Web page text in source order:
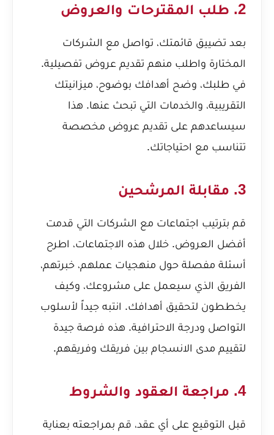
2. طلب المقترحات والعروض
بعد تضييق قائمتك، تواصل مع الشركات
المختارة واطلب منهم تقديم عروض تفصيلية.
في طلبك، وضح أهدافك بوضوح، ميزانيتك
التقريبية، والخدمات التي تبحث عنها. هذا
سيساعدهم على تقديم عروض مخصصة
تتناسب مع احتياجاتك.
3. مقابلة المرشحين
قم بترتيب اجتماعات مع الشركات التي قدمت
أفضل العروض. خلال هذه الاجتماعات، اطرح
أسئلة مفصلة حول منهجيات عملهم، خبرتهم،
الفريق الذي سيعمل على مشروعك، وكيف
يخططون لتحقيق أهدافك. انتبه جيداً لأسلوب
التواصل ودرجة الاحترافية. هذه فرصة جيدة
لتقييم مدى الانسجام بين فريقك وفريقهم.
4. مراجعة العقود والشروط
قبل التوقيع على أي عقد، قم بمراجعته بعناية